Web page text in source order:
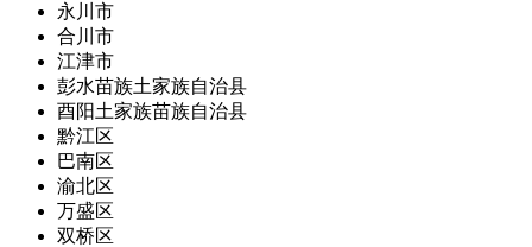
永川市
合川市
江津市
彭水苗族土家族自治县
酉阳土家族苗族自治县
黔江区
巴南区
渝北区
万盛区
双桥区